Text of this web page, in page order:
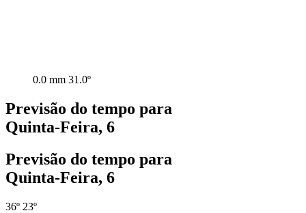
0.0 mm 31.0º
Previsão do tempo para
Quinta-Feira, 6
Previsão do tempo para
Quinta-Feira, 6
36º 23º